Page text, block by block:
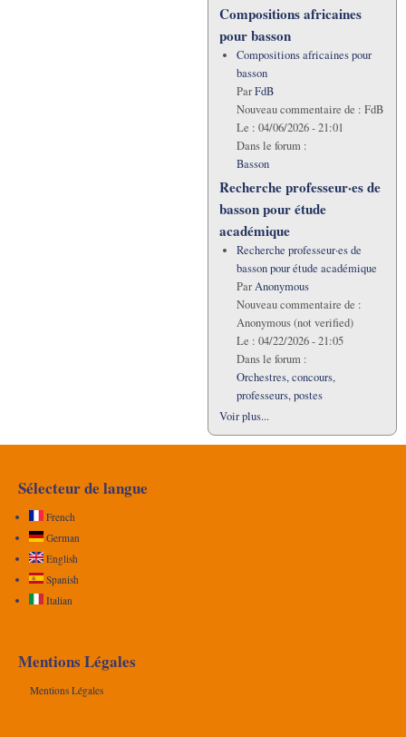
Compositions africaines
pour basson
Compositions africaines pour
basson
ParFdB
Nouveau commentaire de : FdB
Le : 04/06/2026 - 21:01
Dans le forum :
Basson
Recherche professeur·es de
basson pour étude
académique
Recherche professeur·es de
basson pour étude académique
ParAnonymous
Nouveau commentaire de :
Anonymous (not verified)
Le : 04/22/2026 - 21:05
Dans le forum :
Orchestres, concours,
professeurs, postes
Voir plus...
Sélecteur de langue
French
German
English
Spanish
Italian
Mentions Légales
Mentions Légales